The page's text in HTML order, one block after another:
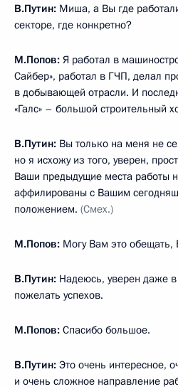
В.Путин: Миша, а Вы где
секторе, где конкретно?
М.Попов: Я работал в
Сайбер», работал в ГЧП, делал
в добывающей отрасли. И
«Галс» – большой строительный
В.Путин: Вы только на меня не
но я исхожу из того, уверен,
Ваши предыдущие места работы
аффилированы с Вашим
положением. (Смех.)
М.Попов: Могу Вам это
В.Путин: Надеюсь, уверен даже
пожелать успехов.
М.Попов: Спасибо большое.
В.Путин: Это очень интересное,
и очень сложное направление